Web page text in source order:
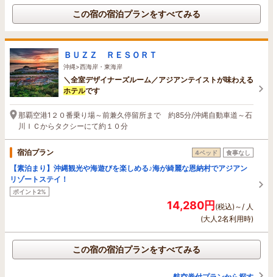
この宿の宿泊プランをすべてみる
ＢＵＺＺ ＲＥＳＯＲＴ
沖縄>西海岸・東海岸
＼全室デザイナーズルーム／アジアンテイストが味わえる
ホテルです
那覇空港1２０番乗り場～前兼久停留所まで 約85分/沖縄自動車道～石
川ＩＣからタクシーにて約１０分
宿泊プラン 4ベッド 食事なし
【素泊まり】沖縄観光や海遊びを楽しめる♪海が綺麗な恩納村でアジアン
リゾートステイ！
ポイント2%
14,280円(税込)～/ 人
(大人2名利用時)
この宿の宿泊プランをすべてみる